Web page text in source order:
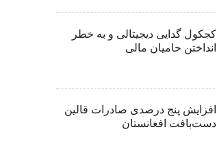
کجکول گدایی دیجیتالی و به خطر
انداختن حامیان مالی
افزایش پنج درصدی صادرات قالین
دست‌بافت افغانستان